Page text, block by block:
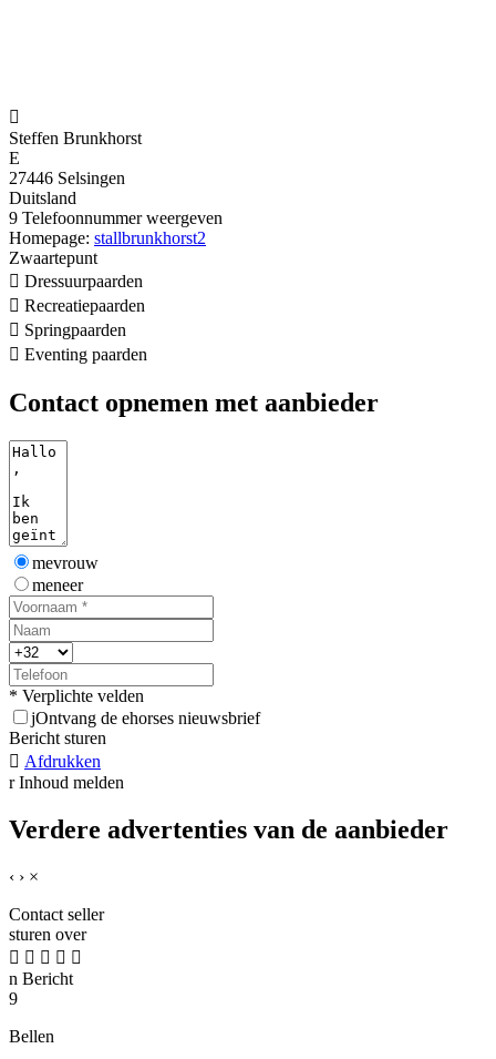

Steffen Brunkhorst
E
27446 Selsingen
Duitsland
9 Telefoonnummer weergeven
Homepage: stallbrunkhorst2
Zwaartepunt
 Dressuurpaarden
 Recreatiepaarden
 Springpaarden
 Eventing paarden
Contact opnemen met aanbieder
mevrouw
meneer
* Verplichte velden
jOntvang de ehorses nieuwsbrief
Bericht sturen
 Afdrukken
r Inhoud melden
Verdere advertenties van de aanbieder
‹ › ×
Contact seller
sturen over
    
n Bericht
9
Bellen